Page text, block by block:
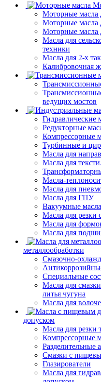
Моторные масла
Моторные масла
Моторные масла
Масла для
техники
Масла для 2-х
Калибровочная
ведущих мостов
Гидравлические
Редукторные
Компрессорные
Турбинные и
Масла для
Масла для
Масла-
Масла для
Масла для ГПУ
Вакуумные масла
Масла для резки
Масла для
Масла для
металлообработки
Смазочно-
Специальные
Масла для
литья чугуна
Масла для
допуском
Масла для резки
Компрессорные
Разделительные
Смазки с
Глазирователи
Масла для